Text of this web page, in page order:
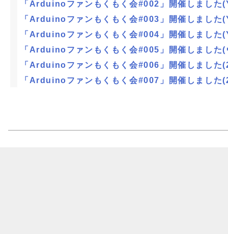
「Arduinoファンもくもく会#002」開催しまし
「Arduinoファンもくもく会#003」開催しまし
「Arduinoファンもくもく会#004」開催しまし
「Arduinoファンもくもく会#005」開催しました(
「Arduinoファンもくもく会#006」開催しました
「Arduinoファンもくもく会#007」開催しました